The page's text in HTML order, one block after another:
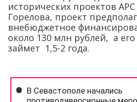
исторических проектов АРС
Горелова, проект
внебюджетное
около 130 млн рублей, а
займет 1,5-2 года.